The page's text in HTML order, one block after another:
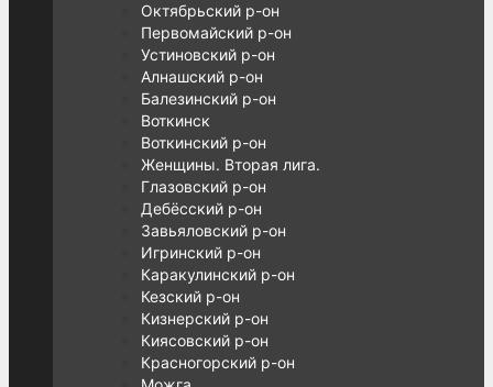
Октябрьский р-он
Первомайский р-он
Устиновский р-он
Алнашский р-он
Балезинский р-он
Воткинск
Воткинский р-он
Женщины. Вторая лига.
Глазовский р-он
Дебёсский р-он
Завьяловский р-он
Игринский р-он
Каракулинский р-он
Кезский р-он
Кизнерский р-он
Киясовский р-он
Красногорский р-он